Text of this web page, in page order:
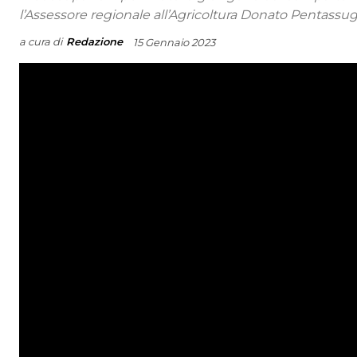
l’Assessore regionale all’Agricoltura Donato
a cura di Redazione 15 Gennaio 2023